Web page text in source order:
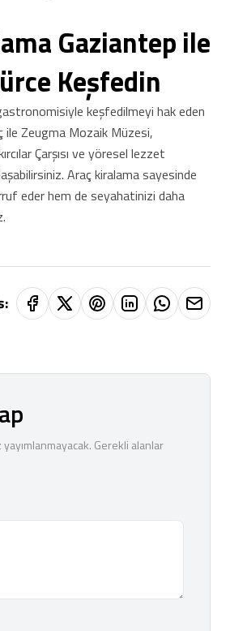
Gaziantep ile
Keşfedin
keşfedilmeyi hak eden
ile Zeugma Mozaik Müzesi,
Çarşısı ve yöresel lezzet
Araç kiralama sayesinde
eder hem de seyahatinizi daha
yayımlanmayacak. Gerekli alanlar